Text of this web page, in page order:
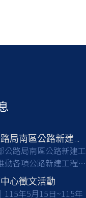
公路局南區公路新建工
動各項公路新建工程，
工程等相關專業背景
共同提升公共工程品
心徵文活動
115年5月15日~115年